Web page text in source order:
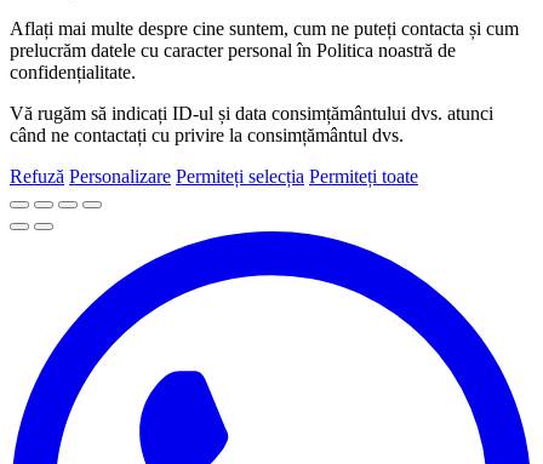
Aflați mai multe despre cine suntem, cum ne puteți contacta și cum
prelucrăm datele cu caracter personal în Politica noastră de
confidențialitate.
Vă rugăm să indicați ID-ul și data consimțământului dvs. atunci
când ne contactați cu privire la consimțământul dvs.
Refuză Personalizare Permiteți selecția Permiteți toate